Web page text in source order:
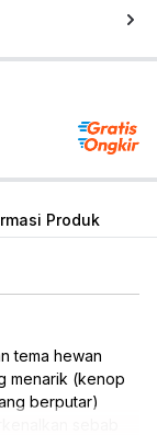
Produk
tema hewan
menarik (kenop
berputar)
sebab